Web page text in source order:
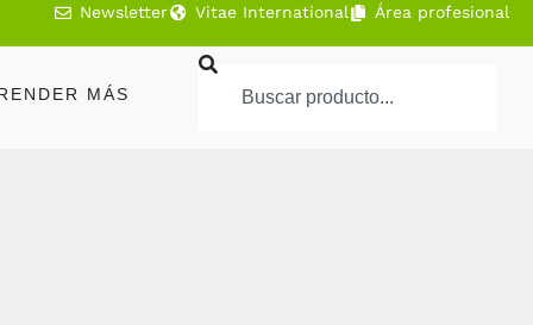
Newsletter Vitae International Área profesional
MÁS